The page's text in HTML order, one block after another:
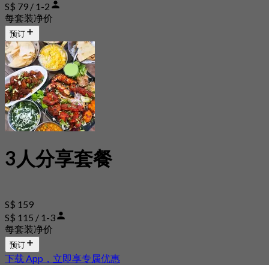
S$ 79 / 1-2
每套装净价
预订
3人分享套餐
S$ 159
S$ 115 / 1-3
每套装净价
预订
下载 App，立即享专属优惠